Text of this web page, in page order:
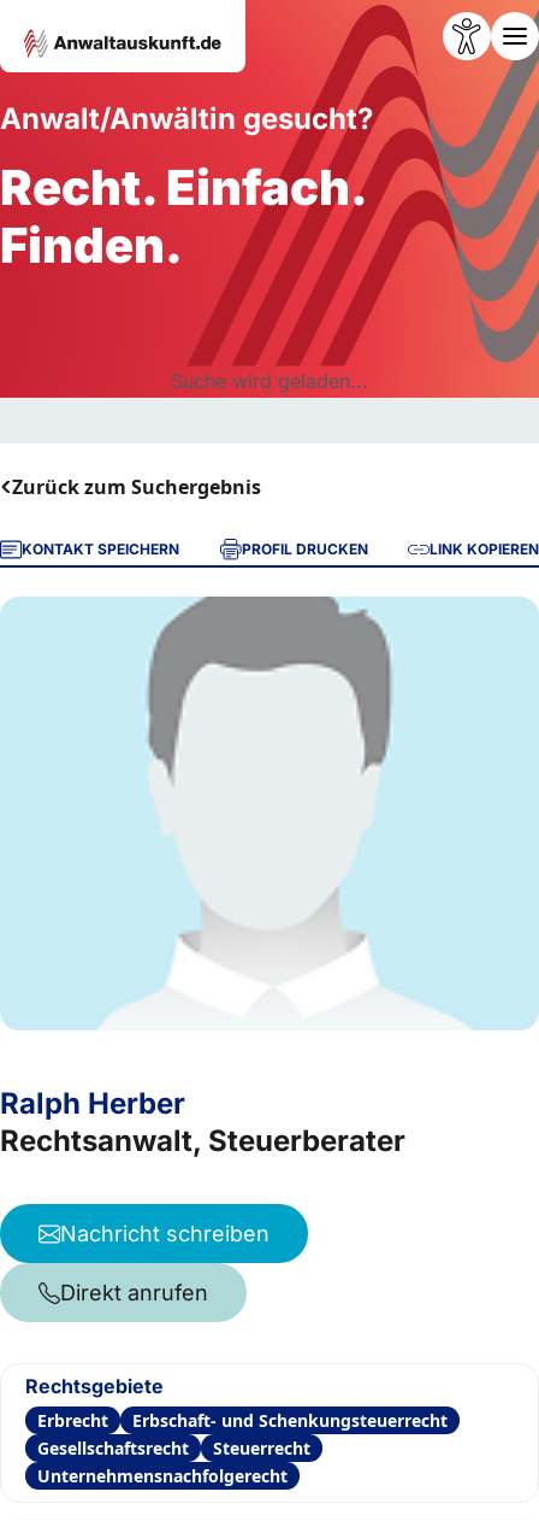
Anwalt/Anwältin gesucht?
Recht. Einfach.
Finden.
Suche wird geladen...
Zurück zum Suchergebnis
KONTAKT SPEICHERN PROFIL DRUCKEN LINK KOPIEREN
Ralph Herber
Rechtsanwalt, Steuerberater
Nachricht schreiben
Direkt anrufen
Rechtsgebiete
Erbrecht
Erbschaft- und Schenkungsteuerrecht
Gesellschaftsrecht
Steuerrecht
Unternehmensnachfolgerecht